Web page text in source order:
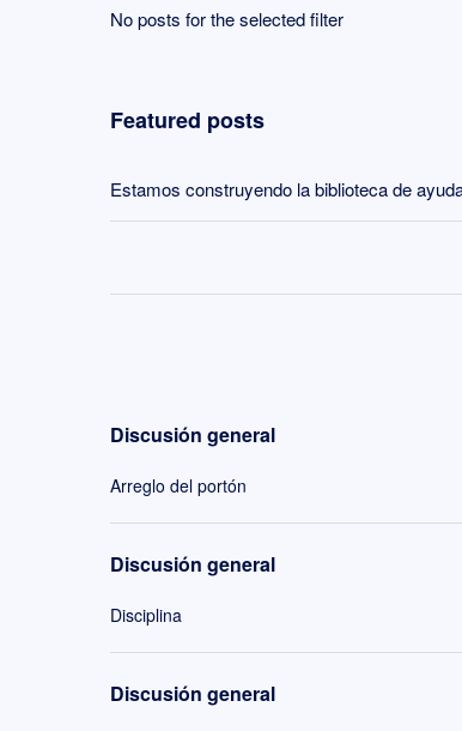
No posts for the selected filter
Featured posts
Estamos construyendo la biblioteca de
Discusión general
Arreglo del portón
Discusión general
Disciplina
Discusión general